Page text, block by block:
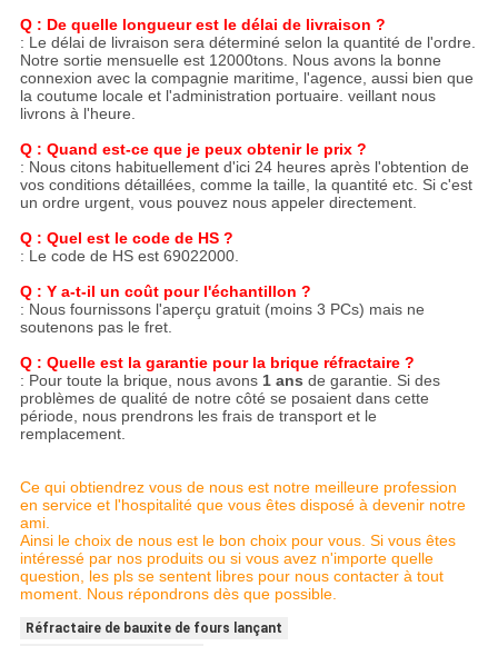
Q : De quelle longueur est le délai de livraison ?
: Le délai de livraison sera déterminé selon la quantité de l'ordre.
Notre sortie mensuelle est 12000tons. Nous avons la bonne
connexion avec la compagnie maritime, l'agence, aussi bien que
la coutume locale et l'administration portuaire. veillant nous
livrons à l'heure.
Q : Quand est-ce que je peux obtenir le prix ?
: Nous citons habituellement d'ici 24 heures après l'obtention de
vos conditions détaillées, comme la taille, la quantité etc. Si c'est
un ordre urgent, vous pouvez nous appeler directement.
Q : Quel est le code de HS ?
: Le code de HS est 69022000.
Q : Y a-t-il un coût pour l'échantillon ?
: Nous fournissons l'aperçu gratuit (moins 3 PCs) mais ne
soutenons pas le fret.
Q : Quelle est la garantie pour la brique réfractaire ?
: Pour toute la brique, nous avons 1 ans de garantie. Si des
problèmes de qualité de notre côté se posaient dans cette
période, nous prendrons les frais de transport et le
remplacement.
Ce qui obtiendrez vous de nous est notre meilleure profession
en service et l'hospitalité que vous êtes disposé à devenir notre
ami.
Ainsi le choix de nous est le bon choix pour vous. Si vous êtes
intéressé par nos produits ou si vous avez n'importe quelle
question, les pls se sentent libres pour nous contacter à tout
moment. Nous répondrons dès que possible.
Réfractaire de bauxite de fours lançant